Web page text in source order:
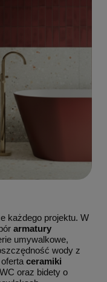
każdego projektu. W
armatury
umywalkowe,
wody z
ceramiki
oraz bidety o